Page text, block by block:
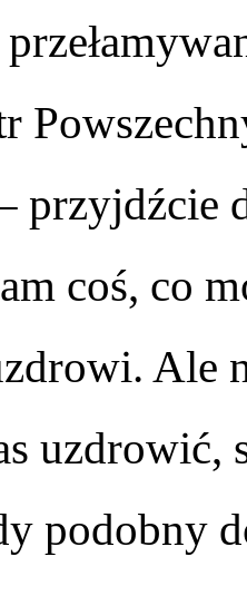
przyjdźcie
coś, co
Ale
uzdrowić,
podobny